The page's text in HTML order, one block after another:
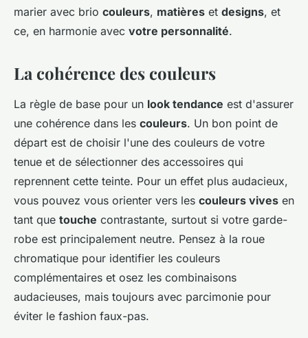
marier avec brio couleurs, matières et designs, et
ce, en harmonie avec votre personnalité.
La cohérence des couleurs
La règle de base pour un look tendance est d'assurer
une cohérence dans les couleurs. Un bon point de
départ est de choisir l'une des couleurs de votre
tenue et de sélectionner des accessoires qui
reprennent cette teinte. Pour un effet plus audacieux,
vous pouvez vous orienter vers les couleurs vives en
tant que touche contrastante, surtout si votre garde-
robe est principalement neutre. Pensez à la roue
chromatique pour identifier les couleurs
complémentaires et osez les combinaisons
audacieuses, mais toujours avec parcimonie pour
éviter le fashion faux-pas.